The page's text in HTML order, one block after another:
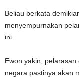
Beliau berkata
menyempurnakan
ini.
Ewon yakin,
negara pastinya akan